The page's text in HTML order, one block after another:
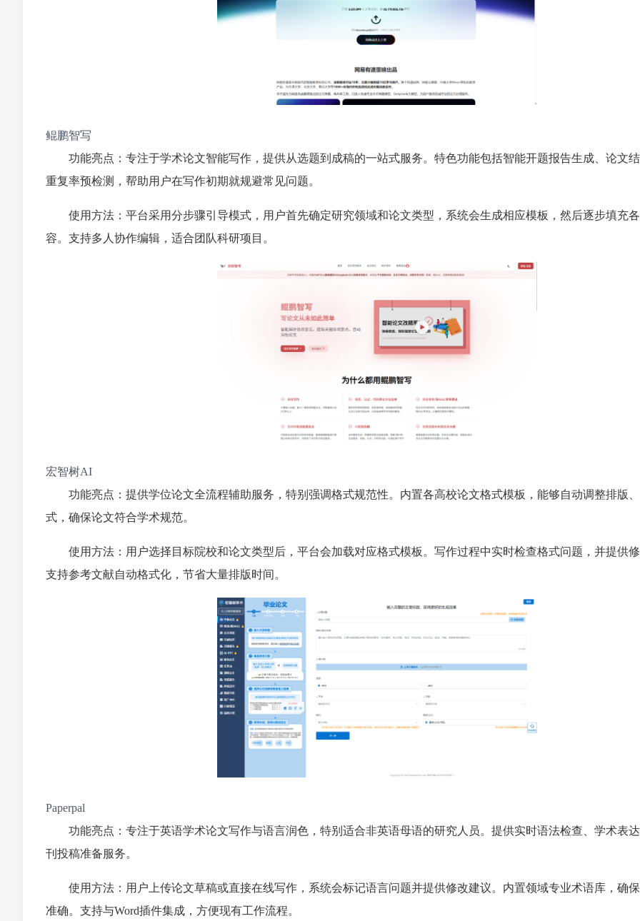
鲲鹏智写
功能亮点：专注于学术论文智能写作，提供从选题到成稿的一站式服务。特色功能包括智能开题报告生成、论文
重复率预检测，帮助用户在写作初期就规避常见问题。
使用方法：平台采用分步骤引导模式，用户首先确定研究领域和论文类型，系统会生成相应模板，然后逐步填充
容。支持多人协作编辑，适合团队科研项目。
宏智树AI
功能亮点：提供学位论文全流程辅助服务，特别强调格式规范性。内置各高校论文格式模板，能够自动调整排版
式，确保论文符合学术规范。
使用方法：用户选择目标院校和论文类型后，平台会加载对应格式模板。写作过程中实时检查格式问题，并提供
支持参考文献自动格式化，节省大量排版时间。
Paperpal
功能亮点：专注于英语学术论文写作与语言润色，特别适合非英语母语的研究人员。提供实时语法检查、学术表
刊投稿准备服务。
使用方法：用户上传论文草稿或直接在线写作，系统会标记语言问题并提供修改建议。内置领域专业术语库，确
准确。支持与Word插件集成，方便现有工作流程。